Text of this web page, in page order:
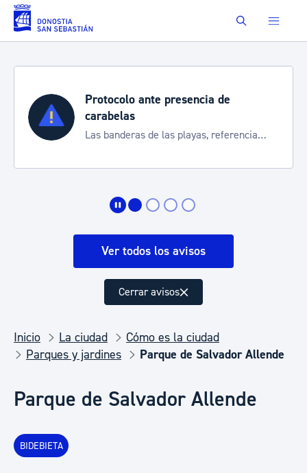
Saltar al contenido principal Buscar
Protocolo ante presencia de
carabelas
Las banderas de las playas, referencia
Ver todos los avisos
Cerrar avisos
Inicio La ciudad
Cómo es la ciudad
Parques y jardines
Parque de Salvador Allende
Parque de Salvador Allende
BIDEBIETA